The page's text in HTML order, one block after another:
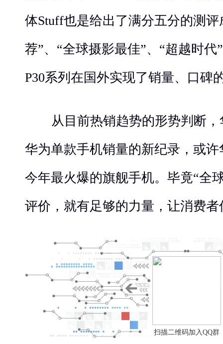
体Stuff也是给出了满分五分的测评
荐”、“全球摄影最佳”、“超越时
P30系列在国外实现了销量、口碑
从目前热销趋势的形势判断，
华为单款手机销量的新纪录，或许
今年最火爆的旗舰手机。 毕竟“全
评价，就有足够的力量，让消费者
扫描二维码加入QQ群